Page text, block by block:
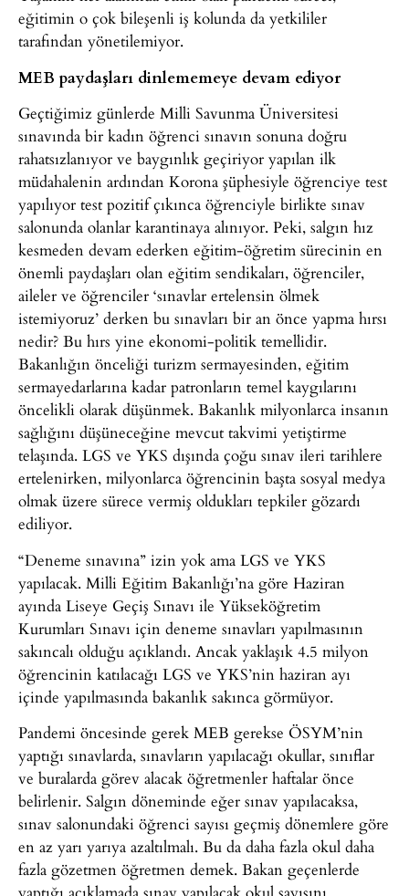
eğitimin o çok bileşenli iş kolunda da yetkililer
tarafından yönetilemiyor.
MEB paydaşları dinlememeye devam ediyor
Geçtiğimiz günlerde Milli Savunma Üniversitesi
sınavında bir kadın öğrenci sınavın sonuna doğru
rahatsızlanıyor ve baygınlık geçiriyor yapılan ilk
müdahalenin ardından Korona şüphesiyle öğrenciye test
yapılıyor test pozitif çıkınca öğrenciyle birlikte sınav
salonunda olanlar karantinaya alınıyor. Peki, salgın hız
kesmeden devam ederken eğitim-öğretim sürecinin en
önemli paydaşları olan eğitim sendikaları, öğrenciler,
aileler ve öğrenciler ‘sınavlar ertelensin ölmek
istemiyoruz’ derken bu sınavları bir an önce yapma hırsı
nedir? Bu hırs yine ekonomi-politik temellidir.
Bakanlığın önceliği turizm sermayesinden, eğitim
sermayedarlarına kadar patronların temel kaygılarını
öncelikli olarak düşünmek. Bakanlık milyonlarca insanın
sağlığını düşüneceğine mevcut takvimi yetiştirme
telaşında. LGS ve YKS dışında çoğu sınav ileri tarihlere
ertelenirken, milyonlarca öğrencinin başta sosyal medya
olmak üzere sürece vermiş oldukları tepkiler gözardı
ediliyor.
“Deneme sınavına” izin yok ama LGS ve YKS
yapılacak. Milli Eğitim Bakanlığı’na göre Haziran
ayında Liseye Geçiş Sınavı ile Yükseköğretim
Kurumları Sınavı için deneme sınavları yapılmasının
sakıncalı olduğu açıklandı. Ancak yaklaşık 4.5 milyon
öğrencinin katılacağı LGS ve YKS’nin haziran ayı
içinde yapılmasında bakanlık sakınca görmüyor.
Pandemi öncesinde gerek MEB gerekse ÖSYM’nin
yaptığı sınavlarda, sınavların yapılacağı okullar, sınıflar
ve buralarda görev alacak öğretmenler haftalar önce
belirlenir. Salgın döneminde eğer sınav yapılacaksa,
sınav salonundaki öğrenci sayısı geçmiş dönemlere göre
en az yarı yarıya azaltılmalı. Bu da daha fazla okul daha
fazla gözetmen öğretmen demek. Bakan geçenlerde